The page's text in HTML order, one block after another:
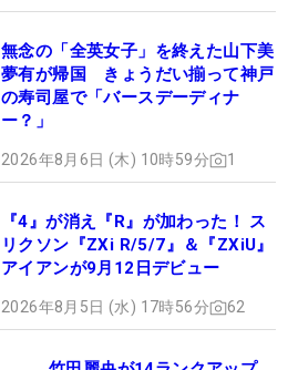
無念の「全英女子」を終えた山下美
夢有が帰国 きょうだい揃って神戸
の寿司屋で「バースデーディナ
ー？」
2026年8月6日 (木) 10時59分 1
『4』が消え『R』が加わった！ ス
リクソン『ZXi R/5/7』＆『ZXiU』
アイアンが9月12日デビュー
2026年8月5日 (水) 17時56分 62